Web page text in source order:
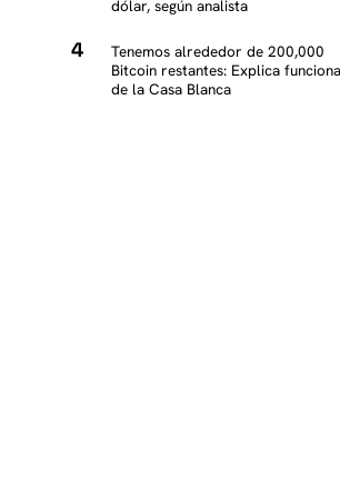
dólar, según analista
Tenemos alrededor de 200,000
Bitcoin restantes: Explica
de la Casa Blanca